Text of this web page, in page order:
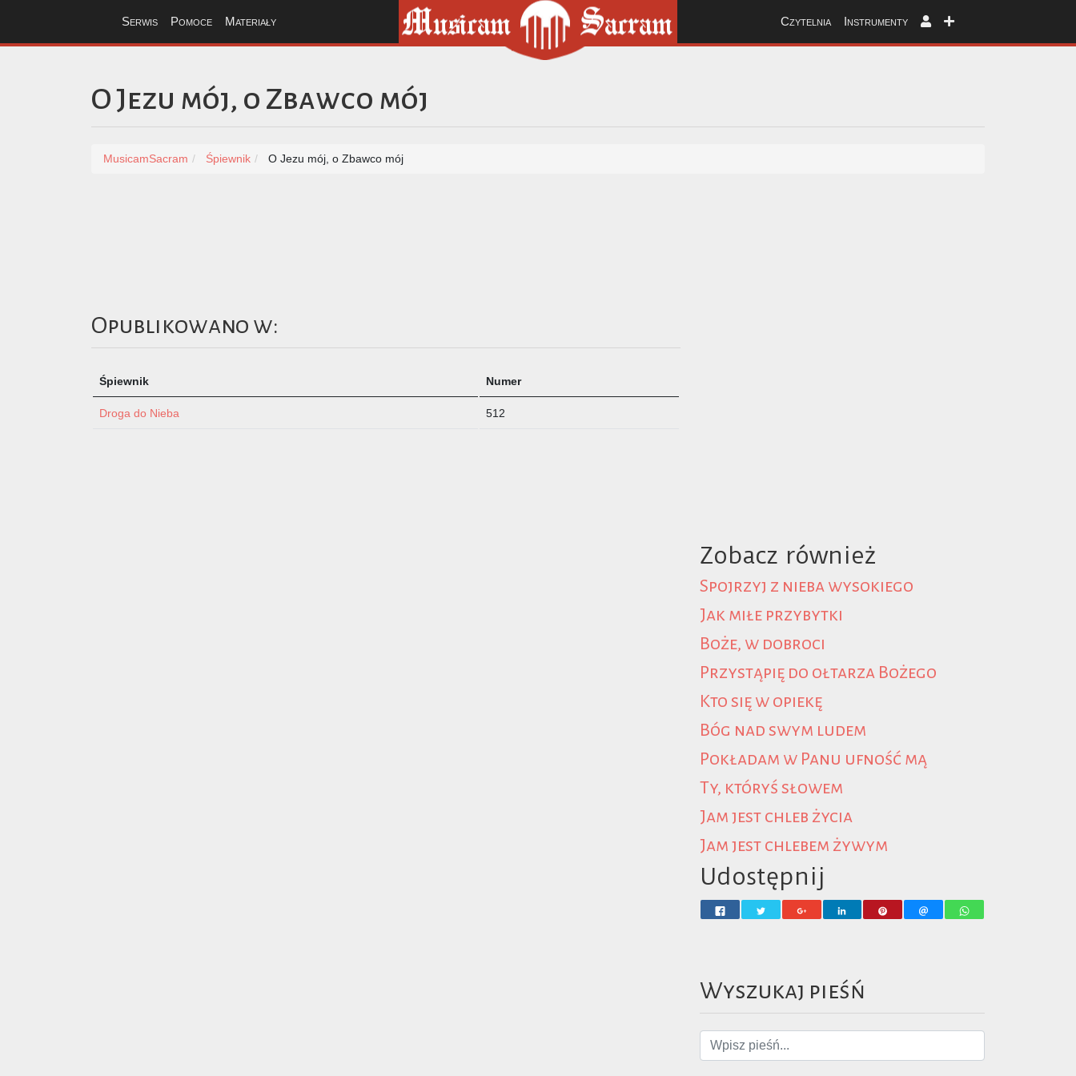
Serwis Pomoce Materiały Czytelnia Instrumenty
O Jezu mój, o Zbawco mój
MusicamSacram Śpiewnik O Jezu mój, o Zbawco mój
Opublikowano w:
Śpiewnik Numer
Droga do Nieba 512
Zobacz również
Spojrzyj z nieba wysokiego
Jak miłe przybytki
Boże, w dobroci
Przystąpię do ołtarza Bożego
Kto się w opiekę
Bóg nad swym ludem
Pokładam w Panu ufność mą
Ty, któryś słowem
Jam jest chleb życia
Jam jest chlebem żywym
Udostępnij
Wyszukaj pieśń